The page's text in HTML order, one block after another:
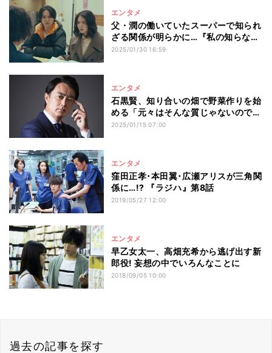
エンタメ
父・潤の働いていたスーパーで知られ
ざる関係が明らかに…『私の知らない
私』
2025/01/30 16:59
エンタメ
石黒賢、知り合いの畑で野菜作りを始
める「元々はそんな質じゃないのです
が…」
2025/01/15 07:00
エンタメ
窪田正孝･本田翼･広瀬アリスが三角関
係に…!? 『ラジハ』第8話
2019/05/27 12:00
エンタメ
早乙女太一、高畑充希から逃げ出す新
郎役! 妄想の中でいろんなことに
2018/09/05 10:00
過去の記事を探す